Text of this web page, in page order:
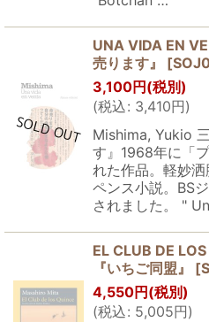
UNA VIDA EN
売ります』
[
3,100円 (税別)
(税込: 3,410円)
Mishima, Yukio
す』1968年に「
れた作品。軽妙
ペンス小説。BS
されました。 "
EL CLUB DE
『いちご同盟』
[
4,550円 (税別)
(税込: 5,005円)